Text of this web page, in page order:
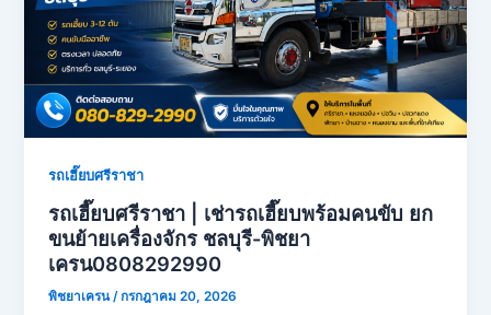
รถเฮี๊ยบศรีราชา
รถเฮี๊ยบศรีราชา | เช่ารถเฮี๊ยบพร้อมคนขับ ยก
ขนย้ายเครื่องจักร ชลบุรี-พิชยา
เครน0808292990
พิชยาเครน/กรกฎาคม 20, 2026